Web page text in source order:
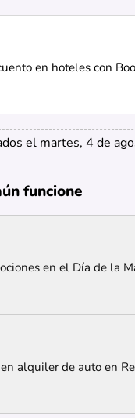
en hoteles con
el martes, 4 de
funcione
en el Día de la
alquiler de auto en